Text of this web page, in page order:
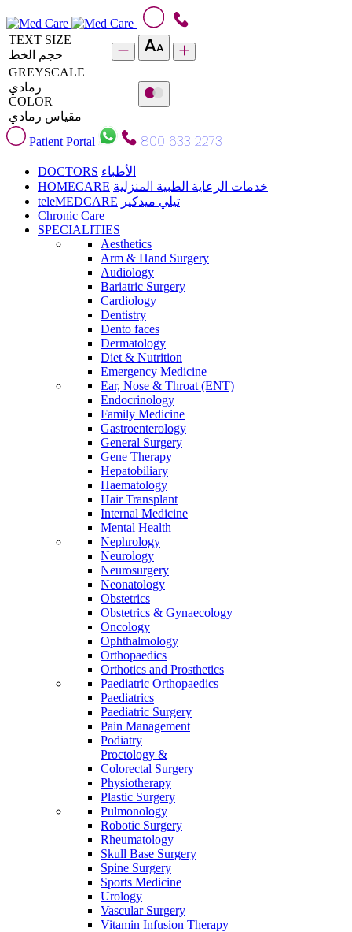
TEXT SIZE
حجم الخط
GREYSCALE
رمادي
COLOR
مقياس رمادي
Patient Portal
800 633 2273
DOCTORS الأطباء
HOMECARE خدمات الرعاية الطبية المنزلية
teleMEDCARE تيلي ميدكير
Chronic Care
SPECIALITIES
Aesthetics
Arm & Hand Surgery
Audiology
Bariatric Surgery
Cardiology
Dentistry
Dento faces
Dermatology
Diet & Nutrition
Emergency Medicine
Ear, Nose & Throat (ENT)
Endocrinology
Family Medicine
Gastroenterology
General Surgery
Gene Therapy
Hepatobiliary
Haematology
Hair Transplant
Internal Medicine
Mental Health
Nephrology
Neurology
Neurosurgery
Neonatology
Obstetrics
Obstetrics & Gynaecology
Oncology
Ophthalmology
Orthopaedics
Orthotics and Prosthetics
Paediatric Orthopaedics
Paediatrics
Paediatric Surgery
Pain Management
Podiatry
Proctology &
Colorectal Surgery
Physiotherapy
Plastic Surgery
Pulmonology
Robotic Surgery
Rheumatology
Skull Base Surgery
Spine Surgery
Sports Medicine
Urology
Vascular Surgery
Vitamin Infusion Therapy